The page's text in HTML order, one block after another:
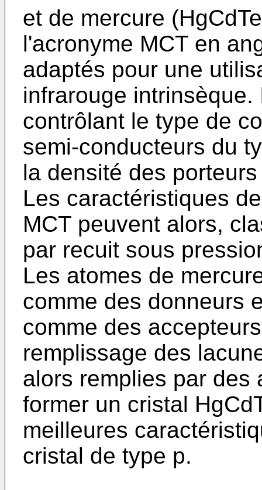
et de mercure
l'acronyme MCT en
adaptés pour une
infrarouge
contrôlant le type de
semi-conducteurs du
la densité des
Les caractéristiques
MCT peuvent alors,
par recuit sous
Les atomes de
comme des donneurs
comme des
remplissage des
alors remplies par des
former un cristal
meilleures
cristal de type p.